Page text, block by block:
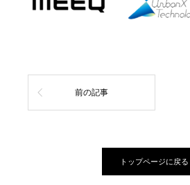
前の記事
トップページに戻る